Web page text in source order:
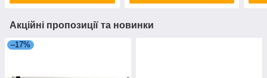
Акційні пропозиції та новинки
–17%